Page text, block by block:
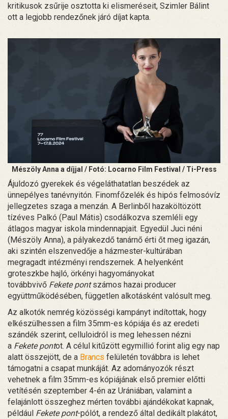
kritikusok zsűrije osztotta ki elismeréseit, Szimler Bálint
ott a legjobb rendezőnek járó díjat kapta.
Mészöly Anna a díjjal / Fotó: Locarno Film Festival / Ti-Press
Ájuldozó gyerekek és végeláthatatlan beszédek az
ünnepélyes tanévnyitón. Finomfőzelék és hipós felmosóvíz
jellegzetes szaga a menzán. A Berlinből hazaköltözött
tízéves Palkó (Paul Mátis) csodálkozva szemléli egy
átlagos magyar iskola mindennapjait. Egyedül Juci néni
(Mészöly Anna), a pályakezdő tanárnő érti őt meg igazán,
aki szintén elszenvedője a házmester-kultúrában
megragadt intézményi rendszernek. A helyenként
groteszkbe hajló, örkényi hagyományokat
továbbvivő Fekete pontszámos hazai producer
együttműködésében, független alkotásként valósult meg.
Az alkotók nemrég közösségi kampányt indítottak, hogy
elkészülhessen a film 35mm-es kópiája és az eredeti
szándék szerint, celluloidról is meg lehessen nézni
a Fekete pontot. A célul kitűzött egymillió forint alig egy nap
alatt összejött, de a Brancs felületén továbbra is lehet
támogatni a csapat munkáját. Az adományozók részt
vehetnek a film 35mm-es kópiájának első premier előtti
vetítésén szeptember 4-én az Urániában, valamint a
felajánlott összeghez mérten további ajándékokat kapnak,
például Fekete pont-pólót, a rendező által dedikált plakátot,